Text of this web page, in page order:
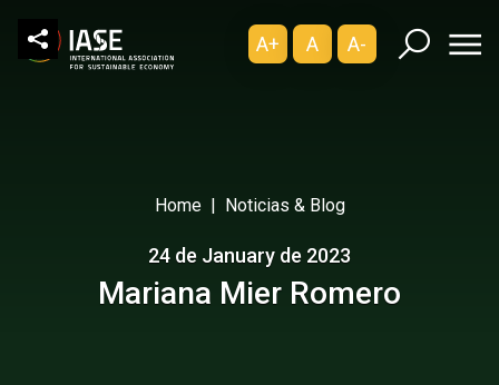
A+ A A-
Home Noticias & Blog
24 de January de 2023
Mariana Mier Romero